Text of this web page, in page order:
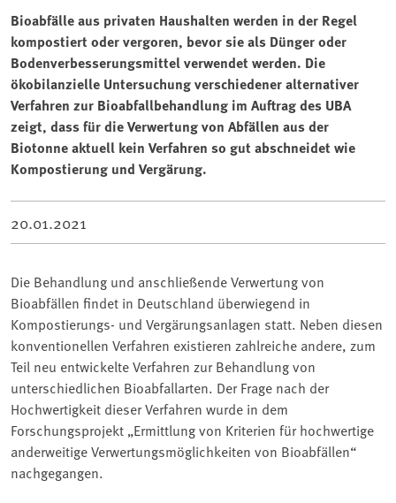
Bioabfälle aus privaten Haushalten werden in der Regel
kompostiert oder vergoren, bevor sie als Dünger oder
Bodenverbesserungsmittel verwendet werden. Die
ökobilanzielle Untersuchung verschiedener alternativer
Verfahren zur Bioabfallbehandlung im Auftrag des UBA
zeigt, dass für die Verwertung von Abfällen aus der
Biotonne aktuell kein Verfahren so gut abschneidet wie
Kompostierung und Vergärung.
20.01.2021
Die Behandlung und anschließende Verwertung von
Bioabfällen findet in Deutschland überwiegend in
Kompostierungs- und Vergärungsanlagen statt. Neben diesen
konventionellen Verfahren existieren zahlreiche andere, zum
Teil neu entwickelte Verfahren zur Behandlung von
unterschiedlichen Bioabfallarten. Der Frage nach der
Hochwertigkeit dieser Verfahren wurde in dem
Forschungsprojekt „Ermittlung von Kriterien für hochwertige
anderweitige Verwertungsmöglichkeiten von Bioabfällen“
nachgegangen.